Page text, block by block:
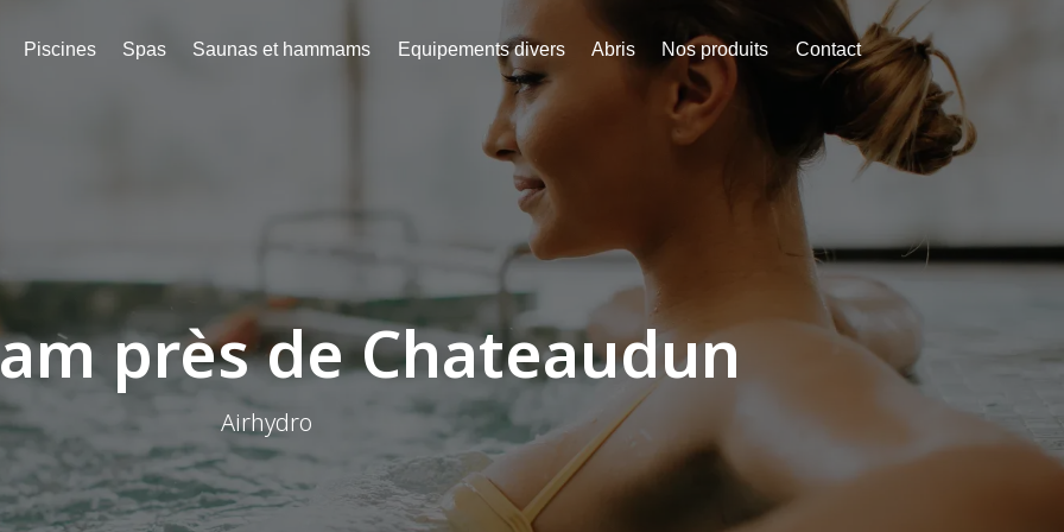
Piscines Spas Saunas et hammams Equipements divers Abris Nos produits Contact
près de Chateaudun
Airhydro